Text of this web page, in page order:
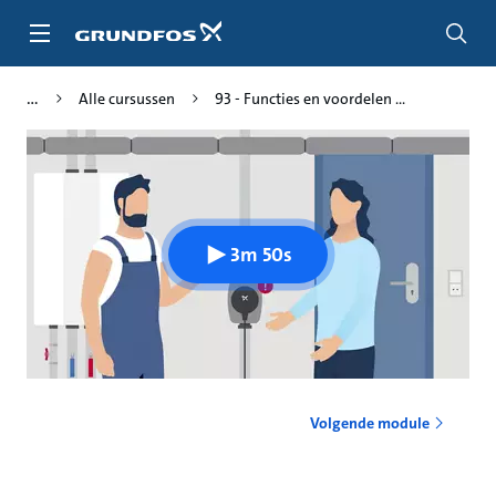
naar
Alle cursussen 93 - Functies en voordelen ...
3m 50s
Volgende module